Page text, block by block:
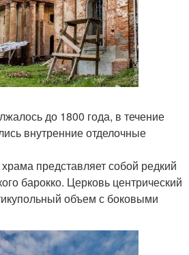
до 1800 года, в течение
внутренние отделочные
представляет собой редкий
барокко. Церковь центрический
объем с боковыми